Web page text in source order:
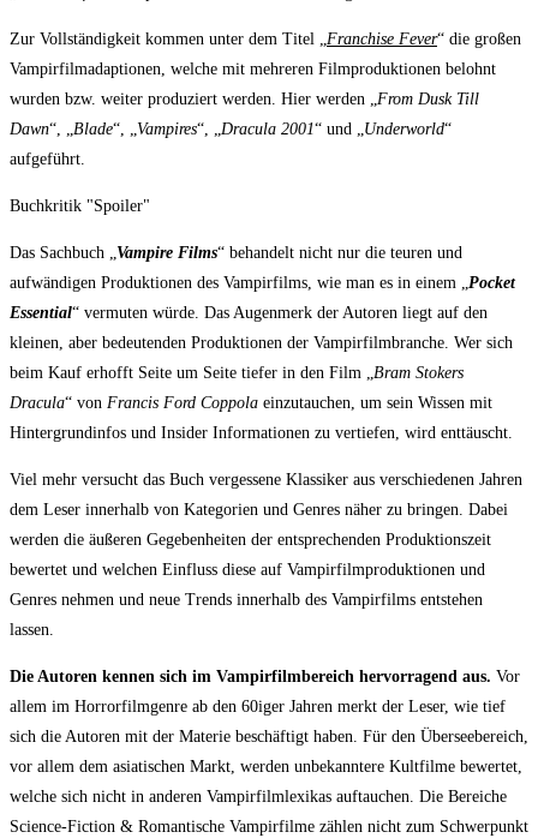
Zur Vollständigkeit kommen unter dem Titel „ Franchise Fever“ die großen
Vampirfilmadaptionen, welche mit mehreren Filmproduktionen belohnt
wurden bzw. weiter produziert werden. Hier werden „ From Dusk Till
Dawn“, „ Blade“, „ Vampires“, „ Dracula 2001“ und „ Underworld“
aufgeführt.
Buchkritik "Spoiler"
Das Sachbuch „ Vampire Films“ behandelt nicht nur die teuren und
aufwändigen Produktionen des Vampirfilms, wie man es in einem „ Pocket
Essential“ vermuten würde. Das Augenmerk der Autoren liegt auf den
kleinen, aber bedeutenden Produktionen der Vampirfilmbranche. Wer sich
beim Kauf erhofft Seite um Seite tiefer in den Film „ Bram Stokers
Dracula“ von Francis Ford Coppola einzutauchen, um sein Wissen mit
Hintergrundinfos und Insider Informationen zu vertiefen, wird enttäuscht.
Viel mehr versucht das Buch vergessene Klassiker aus verschiedenen Jahren
dem Leser innerhalb von Kategorien und Genres näher zu bringen. Dabei
werden die äußeren Gegebenheiten der entsprechenden Produktionszeit
bewertet und welchen Einfluss diese auf Vampirfilmproduktionen und
Genres nehmen und neue Trends innerhalb des Vampirfilms entstehen
lassen.
Die Autoren kennen sich im Vampirfilmbereich hervorragend aus. Vor
allem im Horrorfilmgenre ab den 60iger Jahren merkt der Leser, wie tief
sich die Autoren mit der Materie beschäftigt haben. Für den Überseebereich,
vor allem dem asiatischen Markt, werden unbekanntere Kultfilme bewertet,
welche sich nicht in anderen Vampirfilmlexikas auftauchen. Die Bereiche
Science-Fiction & Romantische Vampirfilme zählen nicht zum Schwerpunkt